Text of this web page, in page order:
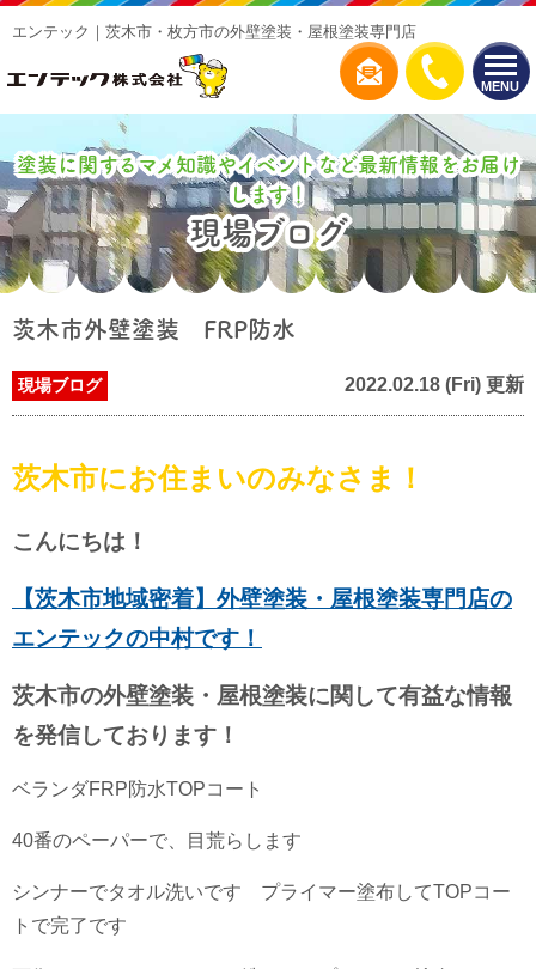
MENU
エンテック｜茨木市・枚方市の外壁塗装・屋根塗装専門店
塗装に関するマメ知識やイベントなど最新情報をお届け
します！
現場ブログ
茨木市外壁塗装 FRP防水
現場ブログ 2022.02.18 (Fri) 更新
茨木市にお住まいのみなさま！
こんにちは！
【茨木市地域密着】外壁塗装・屋根塗装専門店の
エンテックの中村です！
茨木市の外壁塗装・屋根塗装に関して有益な情報
を発信しております！
ベランダFRP防水TOPコート
40番のペーパーで、目荒らします
シンナーでタオル洗いです プライマー塗布してTOPコー
トで完了です